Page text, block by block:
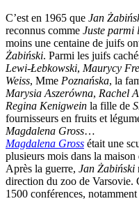
C’est en 1965 que Jan
reconnus comme Juste parmi
moins une centaine de juifs
Żabiński. Parmi les juifs
Lewi-Łebkowski, Maurycy
Weiss, Mme Poznańska, la
Marysia Aszerówna, Rachel
Regina Kenigwein la fille de
fournisseurs en fruits et
Magdalena Gross…
Magdalena Gross était une
plusieurs mois dans la maison
Après la guerre, Jan Żabiński
direction du zoo de
1500 conférences,